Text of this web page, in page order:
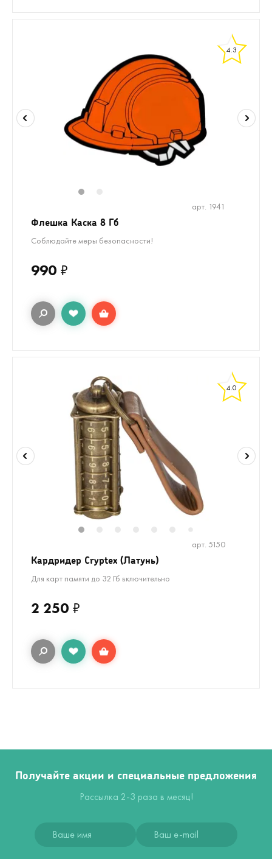
4.3
арт. 1941
Флешка Каска 8 Гб
Соблюдайте меры безопасности!
990 ₽
4.0
арт. 5150
Кардридер Cryptex (Латунь)
Для карт памяти до 32 Гб включительно
2 250 ₽
Получайте акции и специальные предложения
Рассылка 2-3 раза в месяц!